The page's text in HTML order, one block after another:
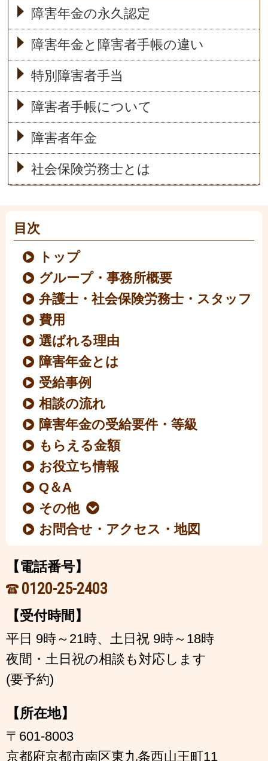
障害年金の永久認定
障害年金と障害者手帳の違い
特別障害者手当
障害者手帳について
障害者年金
社会保険労務士とは
目次
トップ
グループ・事務所概要
弁護士・社会保険労務士・スタッフ
費用
選ばれる理由
障害年金とは
受給事例
相談の流れ
障害年金の受給要件・等級
もらえる金額
お役立ち情報
Q＆A
その他
お問合せ・アクセス・地図
【電話番号】
0120-25-2403
【受付時間】
平日 9時～21時、土日祝 9時～18時
夜間・土日祝の相談も対応します
(要予約)
【所在地】
〒601-8003
京都府京都市南区東九条西山王町11